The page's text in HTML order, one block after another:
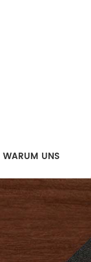
WARUM UNS